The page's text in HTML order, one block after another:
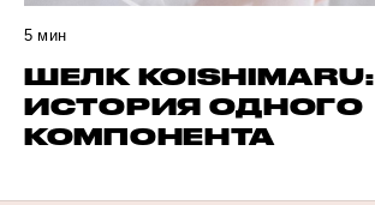
5 мин
ШЕЛК KOISHIMARU:
ИСТОРИЯ ОДНОГО
КОМПОНЕНТА